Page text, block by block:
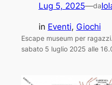
Lug 5, 2025—da
in Eventi, Giochi
Escape museum per
sabato 5 luglio 2025 alle